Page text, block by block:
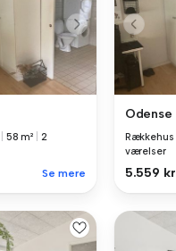
58 m²
2
Se mere
Odense
Rækkehus
værelser
5.559 kr